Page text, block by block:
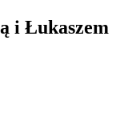
i Łukaszem